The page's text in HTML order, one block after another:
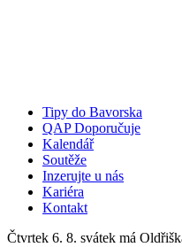
Tipy do Bavorska
QAP Doporučuje
Kalendář
Soutěže
Inzerujte u nás
Kariéra
Kontakt
Čtvrtek 6. 8. svátek má